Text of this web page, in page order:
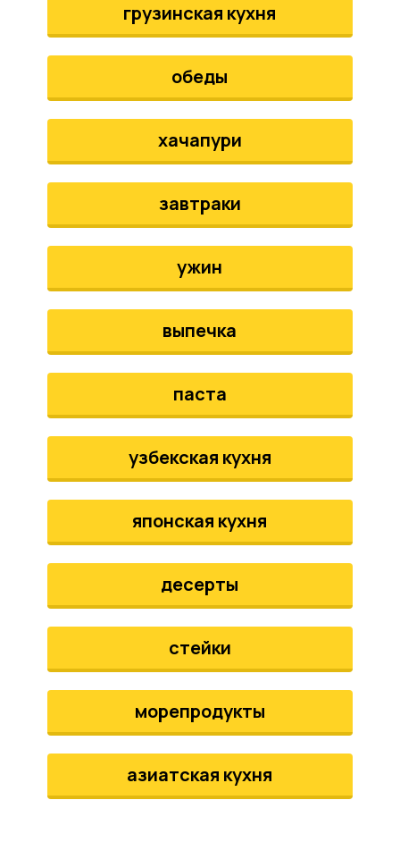
грузинская кухня
обеды
хачапури
завтраки
ужин
выпечка
паста
узбекская кухня
японская кухня
десерты
стейки
морепродукты
азиатская кухня